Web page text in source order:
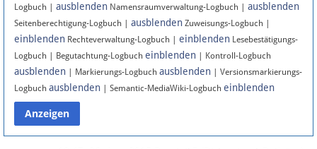
Instagram
Anmelden
Datenschutz
Logbuch | ausblenden Namensraumverwaltung-Logbuch | ausblenden
Seitenberechtigung-Logbuch | ausblenden Zuweisungs-Logbuch |
einblenden Rechteverwaltung-Logbuch | einblenden Lesebestätigungs-
Logbuch | Begutachtung-Logbuch einblenden | Kontroll-Logbuch
ausblenden | Markierungs-Logbuch ausblenden | Versionsmarkierungs-
Logbuch ausblenden | Semantic-MediaWiki-Logbuch einblenden